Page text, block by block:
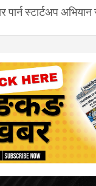
पार्न स्टार्टअप